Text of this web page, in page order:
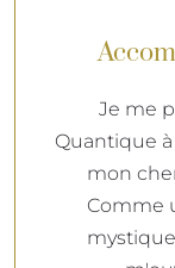
Je me
Quantique
mon
Comme